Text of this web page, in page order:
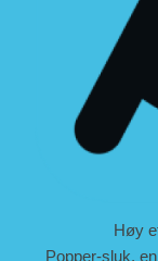
Høy
Popper-sluk,